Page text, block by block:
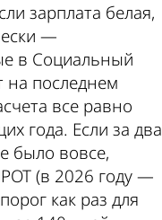
зарплата белая,
—
в Социальный
на последнем
все равно
года. Если за два
было вовсе,
(в 2026 году —
как раз для